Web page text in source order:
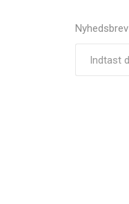
Nyhedsbrev